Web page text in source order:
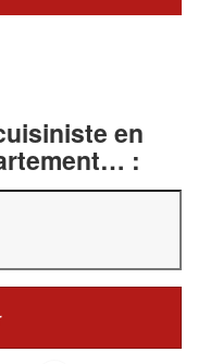
en
: